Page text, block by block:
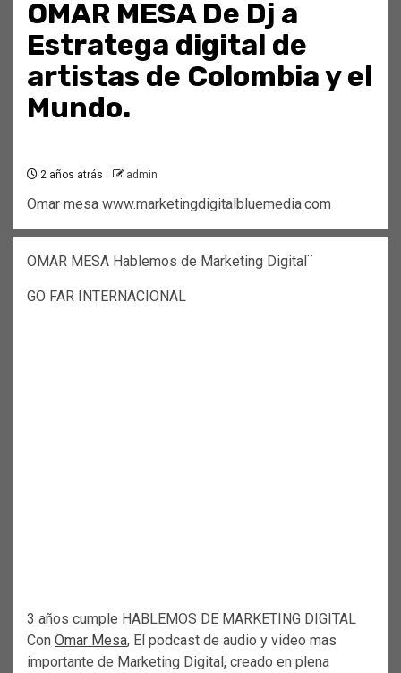
OMAR MESA De Dj a
Estratega digital de
artistas de Colombia y el
Mundo.
2 años atrás admin
Omar mesa www.marketingdigitalbluemedia.com
OMAR MESA Hablemos de Marketing Digital¨
GO FAR INTERNACIONAL
3 años cumple HABLEMOS DE MARKETING DIGITAL
Con Omar Mesa, El podcast de audio y video mas
importante de Marketing Digital, creado en plena